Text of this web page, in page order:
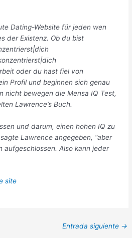
Dating-Website für jeden wen
der Existenz. Ob du bist
oder du hast fiel von
Profil und beginnen sich genau
nicht bewegen die Mensa IQ Test,
Lawrence’s Buch.
und darum, einen hohen IQ zu
Lawrence angegeben, “aber
aufgeschlossen. Also kann jeder
site
Entrada siguiente →